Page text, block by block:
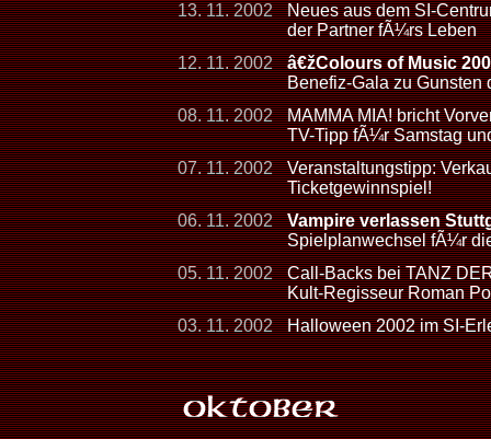
13. 11. 2002
Neues aus dem SI-
der Partner fÃ¼rs Leben
12. 11. 2002
â€žColours of Music
Benefiz-Gala zu Gunsten
08. 11. 2002
MAMMA MIA! bricht
TV-Tipp fÃ¼r Samstag
07. 11. 2002
Veranstaltungstipp:
Ticketgewinnspiel!
06. 11. 2002
Vampire verlassen
Spielplanwechsel fÃ¼r
05. 11. 2002
Call-Backs bei TANZ
Kult-Regisseur Roman
03. 11. 2002
Halloween 2002 im SI-